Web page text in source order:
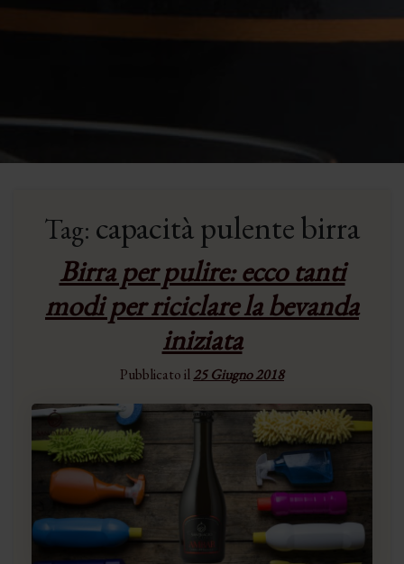
Tag: capacità pulente birra
Birra per pulire: ecco tanti
modi per riciclare la bevanda
iniziata
Pubblicato il25 Giugno 2018